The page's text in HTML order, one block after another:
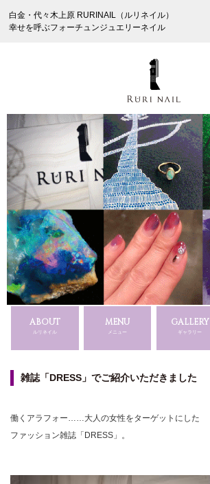
白金・代々木上原 RURINAIL（ルリネイル）
幸せを呼ぶフォーチュンジュエリーネイル
ABOUT
ルリネイル
MENU
メニュー
GALLERY
ギャラリー
雑誌「DRESS」でご紹介いただきました
働くアラフォー……大人の女性をターゲットにした
ファッション雑誌「DRESS」。